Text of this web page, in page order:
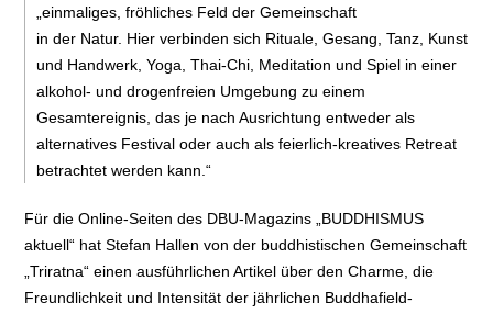
„einmaliges, fröhliches Feld der Gemeinschaft
in der Natur. Hier verbinden sich Rituale, Gesang, Tanz, Kunst
und Handwerk, Yoga, Thai-Chi, Meditation und Spiel in einer
alkohol- und drogenfreien Umgebung zu einem
Gesamtereignis, das je nach Ausrichtung entweder als
alternatives Festival oder auch als feierlich-kreatives Retreat
betrachtet werden kann.“
Für die Online-Seiten des DBU-Magazins „BUDDHISMUS
aktuell“ hat Stefan Hallen von der buddhistischen Gemeinschaft
„Triratna“ einen ausführlichen Artikel über den Charme, die
Freundlichkeit und Intensität der jährlichen Buddhafield-